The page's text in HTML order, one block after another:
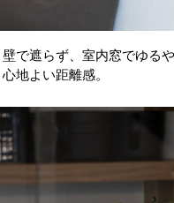
壁で遮らず、室内窓でゆる
心地よい距離感。